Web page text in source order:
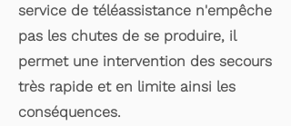
service de téléassistance n'empêche
pas les chutes de se produire, il
permet une intervention des secours
très rapide et en limite ainsi les
conséquences.